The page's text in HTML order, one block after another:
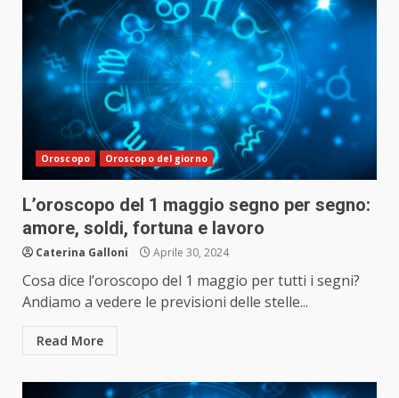
Oroscopo Oroscopo del giorno
L’oroscopo del 1 maggio segno per segno:
amore, soldi, fortuna e lavoro
Caterina Galloni Aprile 30, 2024
Cosa dice l’oroscopo del 1 maggio per tutti i segni?
Andiamo a vedere le previsioni delle stelle...
Read More